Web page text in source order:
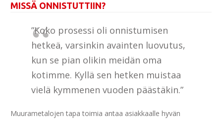
MISSÄ ONNISTUTTIIN?
”Koko prosessi oli onnistumisen
hetkeä, varsinkin avainten luovutus,
kun se pian olikin meidän oma
kotimme. Kyllä sen hetken muistaa
vielä kymmenen vuoden päästäkin.”
Muurametalojen tapa toimia antaa asiakkaalle hyvän